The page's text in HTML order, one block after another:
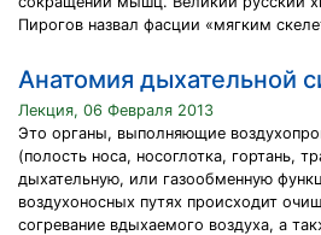
Пирогов назвал фасции «мягким
Анатомия дыхательной
Лекция, 06 Февраля 2013
Это органы, выполняющие
(полость носа, носоглотка, гортань,
дыхательную, или газообменную
воздухоносных путях происходит
согревание вдыхаемого воздуха, а